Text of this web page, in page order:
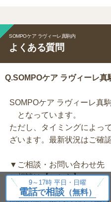
SOMPOケア ラヴィーレ真駒内
よくある質問
Q.SOMPOケア ラヴィーレ真
SOMPOケア ラヴィー
となっています。
ただし、タイミングによっ
ざいます。最新状況はご確
▼ご相談・お問い合わせ先
ご相談は【こちら】
tel：0120-175-155
9～17時 平日・日曜
電話で相談（無料）